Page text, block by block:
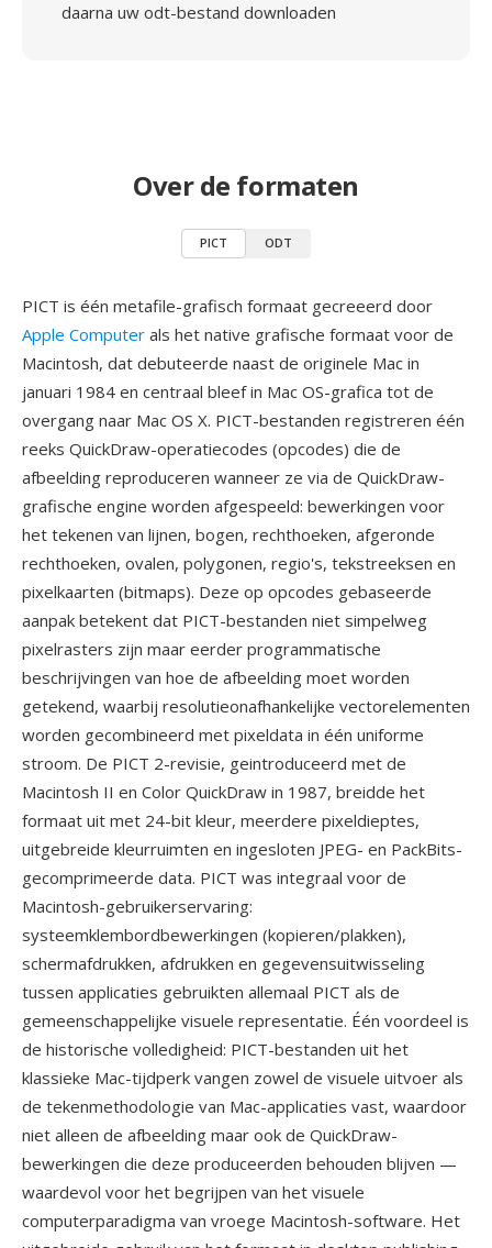
daarna uw odt-bestand downloaden
Over de formaten
PICT ODT
PICT is één metafile-grafisch formaat gecreeerd door
Apple Computer als het native grafische formaat voor de
Macintosh, dat debuteerde naast de originele Mac in
januari 1984 en centraal bleef in Mac OS-grafica tot de
overgang naar Mac OS X. PICT-bestanden registreren één
reeks QuickDraw-operatiecodes (opcodes) die de
afbeelding reproduceren wanneer ze via de QuickDraw-
grafische engine worden afgespeeld: bewerkingen voor
het tekenen van lijnen, bogen, rechthoeken, afgeronde
rechthoeken, ovalen, polygonen, regio's, tekstreeksen en
pixelkaarten (bitmaps). Deze op opcodes gebaseerde
aanpak betekent dat PICT-bestanden niet simpelweg
pixelrasters zijn maar eerder programmatische
beschrijvingen van hoe de afbeelding moet worden
getekend, waarbij resolutieonafhankelijke vectorelementen
worden gecombineerd met pixeldata in één uniforme
stroom. De PICT 2-revisie, geintroduceerd met de
Macintosh II en Color QuickDraw in 1987, breidde het
formaat uit met 24-bit kleur, meerdere pixeldieptes,
uitgebreide kleurruimten en ingesloten JPEG- en PackBits-
gecomprimeerde data. PICT was integraal voor de
Macintosh-gebruikerservaring:
systeemklembordbewerkingen (kopieren/plakken),
schermafdrukken, afdrukken en gegevensuitwisseling
tussen applicaties gebruikten allemaal PICT als de
gemeenschappelijke visuele representatie. Één voordeel is
de historische volledigheid: PICT-bestanden uit het
klassieke Mac-tijdperk vangen zowel de visuele uitvoer als
de tekenmethodologie van Mac-applicaties vast, waardoor
niet alleen de afbeelding maar ook de QuickDraw-
bewerkingen die deze produceerden behouden blijven —
waardevol voor het begrijpen van het visuele
computerparadigma van vroege Macintosh-software. Het